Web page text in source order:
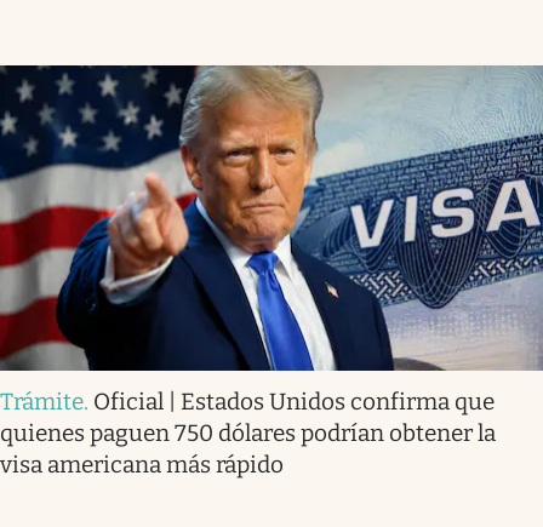
Trámite. Oficial | Estados Unidos confirma que
quienes paguen 750 dólares podrían obtener la
visa americana más rápido